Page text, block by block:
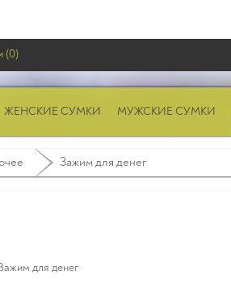
(0)
ЖЕНСКИЕ СУМКИ МУЖСКИЕ СУМКИ
Зажим для денег